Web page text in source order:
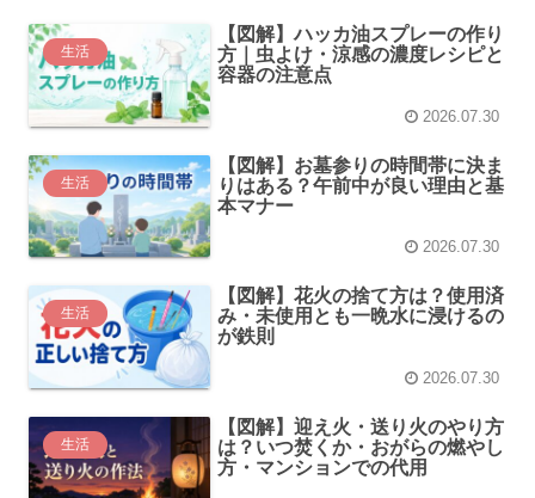
生活
【図解】ハッカ油スプレーの作り
方｜虫よけ・涼感の濃度レシピと
容器の注意点
2026.07.30
生活
【図解】お墓参りの時間帯に決ま
りはある？午前中が良い理由と基
本マナー
2026.07.30
生活
【図解】花火の捨て方は？使用済
み・未使用とも一晩水に浸けるの
が鉄則
2026.07.30
生活
【図解】迎え火・送り火のやり方
は？いつ焚くか・おがらの燃やし
方・マンションでの代用